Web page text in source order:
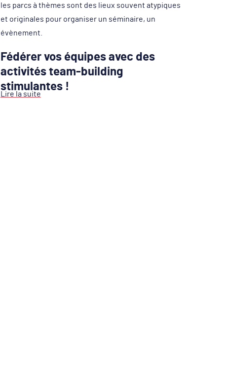
les parcs à thèmes sont des lieux souvent atypiques
et originales pour organiser un séminaire, un
évènement.
Fédérer vos équipes avec des
activités team-building
stimulantes !
Lire la suite